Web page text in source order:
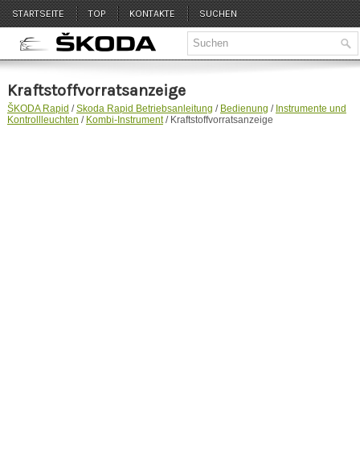
STARTSEITE TOP KONTAKTE SUCHEN
Kraftstoffvorratsanzeige
ŠKODA Rapid /Skoda Rapid Betriebsanleitung / Bedienung / Instrumente und
Kontrollleuchten / Kombi-Instrument/ Kraftstoffvorratsanzeige